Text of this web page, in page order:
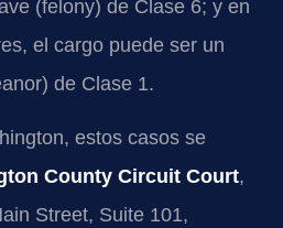
(felony) de Clase 6; y en
el cargo puede ser un
de Clase 1.
estos casos se
County Circuit Court,
Street, Suite 101,